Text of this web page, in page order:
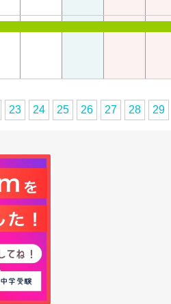
23 24 25 26 27 28 29